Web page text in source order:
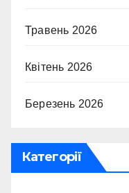
Травень 2026
Квітень 2026
Березень 2026
Категорії